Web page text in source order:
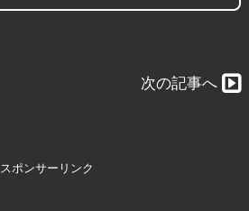
次の記事へ
スポンサーリンク